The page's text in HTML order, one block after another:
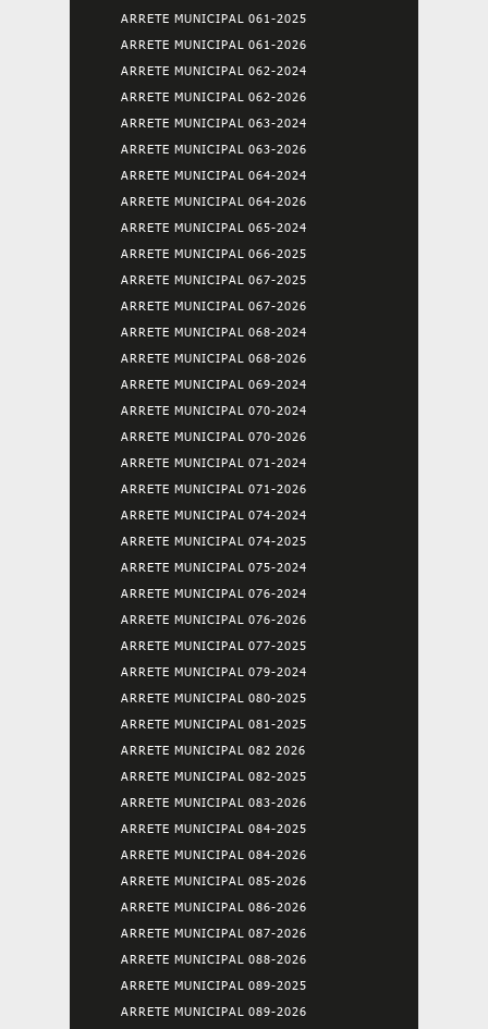
ARRETE MUNICIPAL 061-2025
ARRETE MUNICIPAL 061-2026
ARRETE MUNICIPAL 062-2024
ARRETE MUNICIPAL 062-2026
ARRETE MUNICIPAL 063-2024
ARRETE MUNICIPAL 063-2026
ARRETE MUNICIPAL 064-2024
ARRETE MUNICIPAL 064-2026
ARRETE MUNICIPAL 065-2024
ARRETE MUNICIPAL 066-2025
ARRETE MUNICIPAL 067-2025
ARRETE MUNICIPAL 067-2026
ARRETE MUNICIPAL 068-2024
ARRETE MUNICIPAL 068-2026
ARRETE MUNICIPAL 069-2024
ARRETE MUNICIPAL 070-2024
ARRETE MUNICIPAL 070-2026
ARRETE MUNICIPAL 071-2024
ARRETE MUNICIPAL 071-2026
ARRETE MUNICIPAL 074-2024
ARRETE MUNICIPAL 074-2025
ARRETE MUNICIPAL 075-2024
ARRETE MUNICIPAL 076-2024
ARRETE MUNICIPAL 076-2026
ARRETE MUNICIPAL 077-2025
ARRETE MUNICIPAL 079-2024
ARRETE MUNICIPAL 080-2025
ARRETE MUNICIPAL 081-2025
ARRETE MUNICIPAL 082 2026
ARRETE MUNICIPAL 082-2025
ARRETE MUNICIPAL 083-2026
ARRETE MUNICIPAL 084-2025
ARRETE MUNICIPAL 084-2026
ARRETE MUNICIPAL 085-2026
ARRETE MUNICIPAL 086-2026
ARRETE MUNICIPAL 087-2026
ARRETE MUNICIPAL 088-2026
ARRETE MUNICIPAL 089-2025
ARRETE MUNICIPAL 089-2026